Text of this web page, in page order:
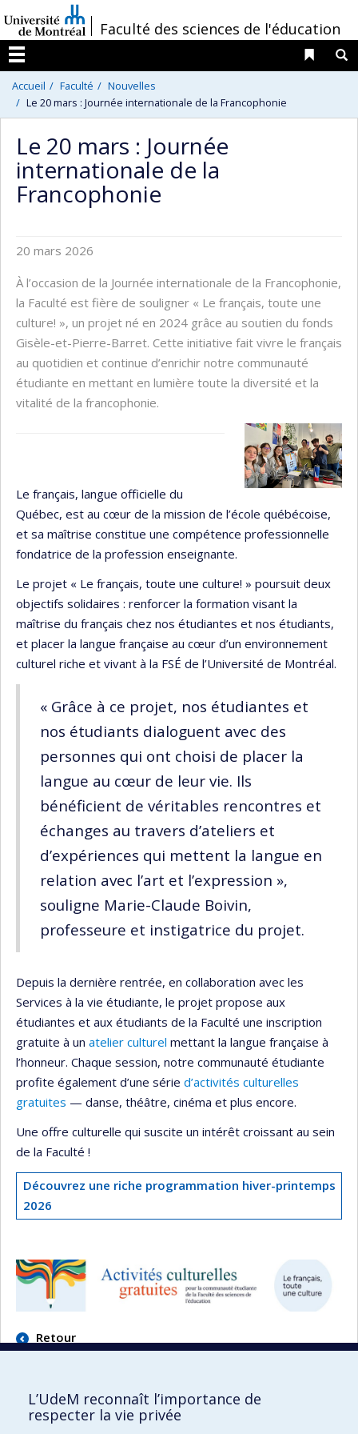
au
contenu
/Faculté des sciences de l'éducation
Menu
Liens
Accueil Faculté
Nouvelles
Le 20 mars : Journée internationale de la Francophonie
Le 20 mars : Journée
internationale de la
Francophonie
20 mars 2026
À l’occasion de la Journée internationale de la Francophonie,
la Faculté est fière de souligner « Le français, toute une
culture! », un projet né en 2024 grâce au soutien du fonds
Gisèle-et-Pierre-Barret. Cette initiative fait vivre le français
au quotidien et continue d’enrichir notre communauté
étudiante en mettant en lumière toute la diversité et la
vitalité de la francophonie.
Le français, langue officielle du
Québec, est au cœur de la mission de l’école québécoise,
et sa maîtrise constitue une compétence professionnelle
fondatrice de la profession enseignante.
Le projet « Le français, toute une culture! » poursuit deux
objectifs solidaires : renforcer la formation visant la
maîtrise du français chez nos étudiantes et nos étudiants,
et placer la langue française au cœur d’un environnement
culturel riche et vivant à la FSÉ de l’Université de Montréal.
« Grâce à ce projet, nos étudiantes et
nos étudiants dialoguent avec des
personnes qui ont choisi de placer la
langue au cœur de leur vie. Ils
bénéficient de véritables rencontres et
échanges au travers d’ateliers et
d’expériences qui mettent la langue en
relation avec l’art et l’expression »,
souligne Marie-Claude Boivin,
professeure et instigatrice du projet.
Depuis la dernière rentrée, en collaboration avec les
Services à la vie étudiante, le projet propose aux
étudiantes et aux étudiants de la Faculté une inscription
gratuite à un atelier culturel mettant la langue française à
l’honneur. Chaque session, notre communauté étudiante
profite également d’une série d’activités culturelles
gratuites — danse, théâtre, cinéma et plus encore.
Une offre culturelle qui suscite un intérêt croissant au sein
de la Faculté !
Découvrez une riche programmation hiver-printemps
2026
Retour
L’UdeM reconnaît l’importance de
respecter la vie privée